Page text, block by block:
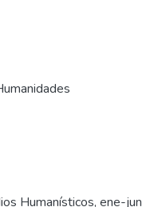
Humanísticos, ene-jun